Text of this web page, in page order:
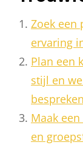
Zoek een
ervaring
Plan een
stijl en
Maak
en